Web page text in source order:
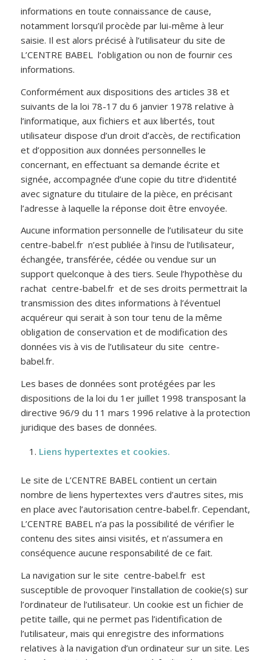
informations en toute connaissance de cause,
notamment lorsqu’il procède par lui-même à leur
saisie. Il est alors précisé à l’utilisateur du site de
L’CENTRE BABEL l’obligation ou non de fournir ces
informations.
Conformément aux dispositions des articles 38 et
suivants de la loi 78-17 du 6 janvier 1978 relative à
l’informatique, aux fichiers et aux libertés, tout
utilisateur dispose d’un droit d’accès, de rectification
et d’opposition aux données personnelles le
concernant, en effectuant sa demande écrite et
signée, accompagnée d’une copie du titre d’identité
avec signature du titulaire de la pièce, en précisant
l’adresse à laquelle la réponse doit être envoyée.
Aucune information personnelle de l’utilisateur du site
centre-babel.fr n’est publiée à l’insu de l’utilisateur,
échangée, transférée, cédée ou vendue sur un
support quelconque à des tiers. Seule l’hypothèse du
rachat centre-babel.fr et de ses droits permettrait la
transmission des dites informations à l’éventuel
acquéreur qui serait à son tour tenu de la même
obligation de conservation et de modification des
données vis à vis de l’utilisateur du site centre-
babel.fr.
Les bases de données sont protégées par les
dispositions de la loi du 1er juillet 1998 transposant la
directive 96/9 du 11 mars 1996 relative à la protection
juridique des bases de données.
Liens hypertextes et cookies.
Le site de L’CENTRE BABEL contient un certain
nombre de liens hypertextes vers d’autres sites, mis
en place avec l’autorisation centre-babel.fr. Cependant,
L’CENTRE BABEL n’a pas la possibilité de vérifier le
contenu des sites ainsi visités, et n’assumera en
conséquence aucune responsabilité de ce fait.
La navigation sur le site centre-babel.fr est
susceptible de provoquer l’installation de cookie(s) sur
l’ordinateur de l’utilisateur. Un cookie est un fichier de
petite taille, qui ne permet pas l’identification de
l’utilisateur, mais qui enregistre des informations
relatives à la navigation d’un ordinateur sur un site. Les